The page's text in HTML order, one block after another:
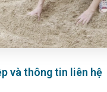
và thông tin liên hệ